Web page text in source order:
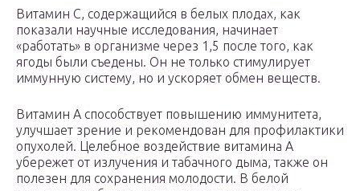
Витамин С, содержащийся в белых плодах, как
показали научные исследования, начинает
«работать» в организме через 1,5 после того, как
ягоды были съедены. Он не только стимулирует
иммунную систему, но и ускоряет обмен веществ.
Витамин А способствует повышению иммунитета,
улучшает зрение и рекомендован для профилактики
опухолей. Целебное воздействие витамина А
убережет от излучения и табачного дыма, также он
полезен для сохранения молодости. В белой